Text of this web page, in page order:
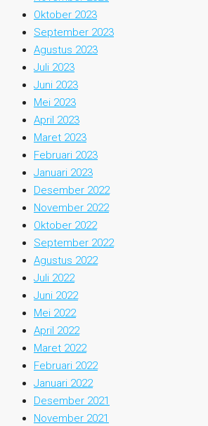
Oktober 2023
September 2023
Agustus 2023
Juli 2023
Juni 2023
Mei 2023
April 2023
Maret 2023
Februari 2023
Januari 2023
Desember 2022
November 2022
Oktober 2022
September 2022
Agustus 2022
Juli 2022
Juni 2022
Mei 2022
April 2022
Maret 2022
Februari 2022
Januari 2022
Desember 2021
November 2021